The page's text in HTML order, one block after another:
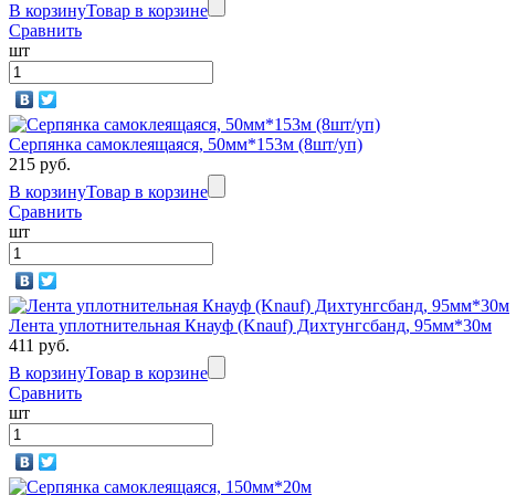
В корзинуТовар в корзине
Сравнить
шт
Серпянка самоклеящаяся, 50мм*153м (8шт/уп)
215 руб.
В корзинуТовар в корзине
Сравнить
шт
Лента уплотнительная Кнауф (Knauf) Дихтунгсбанд, 95мм*30м
411 руб.
В корзинуТовар в корзине
Сравнить
шт